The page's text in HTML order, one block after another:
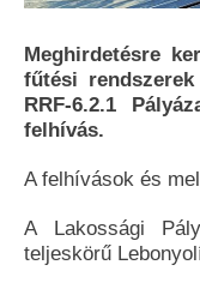
Meghirdetésre
fűtési
RRF-6.2.1
felhívás.
A felhívások és
A Lakossági
teljeskörű